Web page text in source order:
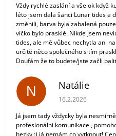
Vždy rychlé zaslání a vše ok když
léto jsem dala šanci Lunar tides a
změnili, barva byla zabalená
víčko bylo prasklé. Nikde jsem
tides, ale mě vůbec nechytla ani
určitě něco společného s tím
Doufám že to budete/jste začli
N Natálie
Hodnocení obchodu
16.2.2026
Já jsem tady vždycky byla
profesionální komunikace ,
hezky :) já nemám co vytknout!